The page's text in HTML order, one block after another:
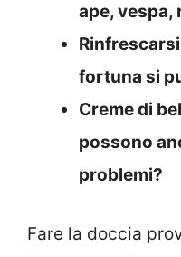
ape, vespa,
fortuna si
Creme di
possono
problemi?
Fare la doccia